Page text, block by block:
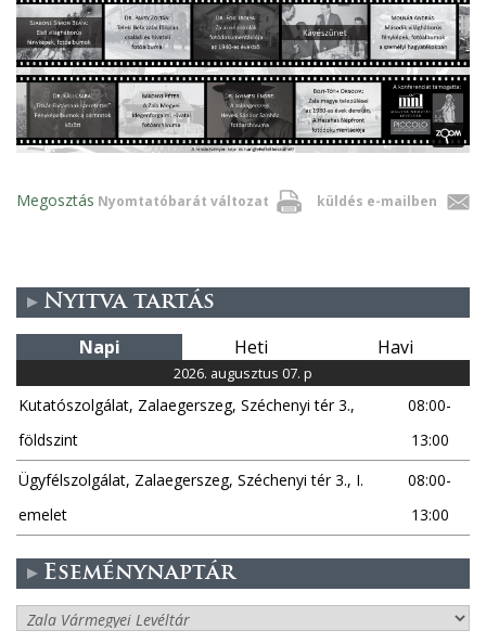
Nyomtatóbarát változat küldés e-mailben
Megosztás
Nyitva tartás
Napi Heti Havi
2026. augusztus 07. p
Kutatószolgálat, Zalaegerszeg, Széchenyi tér 3.,
földszint
08:00-
13:00
Ügyfélszolgálat, Zalaegerszeg, Széchenyi tér 3., I.
emelet
08:00-
13:00
Eseménynaptár